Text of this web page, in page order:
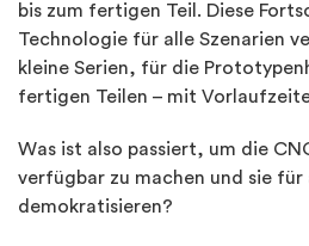
bis zum fertigen Teil. Diese
Technologie für alle Szenarien
kleine Serien, für die
fertigen Teilen – mit
Was ist also passiert, um die
verfügbar zu machen und sie für
demokratisieren?